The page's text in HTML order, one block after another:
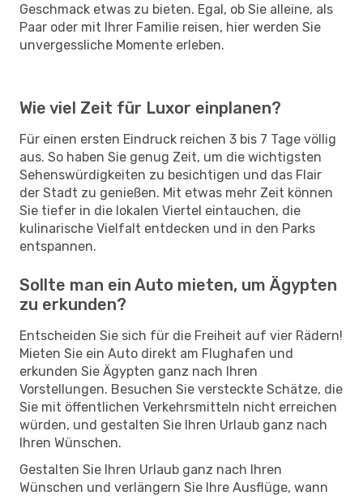
Geschmack etwas zu bieten. Egal, ob Sie alleine, als
Paar oder mit Ihrer Familie reisen, hier werden Sie
unvergessliche Momente erleben.
Wie viel Zeit für Luxor einplanen?
Für einen ersten Eindruck reichen 3 bis 7 Tage völlig
aus. So haben Sie genug Zeit, um die wichtigsten
Sehenswürdigkeiten zu besichtigen und das Flair
der Stadt zu genießen. Mit etwas mehr Zeit können
Sie tiefer in die lokalen Viertel eintauchen, die
kulinarische Vielfalt entdecken und in den Parks
entspannen.
Sollte man ein Auto mieten, um Ägypten
zu erkunden?
Entscheiden Sie sich für die Freiheit auf vier Rädern!
Mieten Sie ein Auto direkt am Flughafen und
erkunden Sie Ägypten ganz nach Ihren
Vorstellungen. Besuchen Sie versteckte Schätze, die
Sie mit öffentlichen Verkehrsmitteln nicht erreichen
würden, und gestalten Sie Ihren Urlaub ganz nach
Ihren Wünschen.
Gestalten Sie Ihren Urlaub ganz nach Ihren
Wünschen und verlängern Sie Ihre Ausflüge, wann